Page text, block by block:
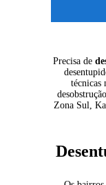
Precisa de
técnicas
Zona Sul,